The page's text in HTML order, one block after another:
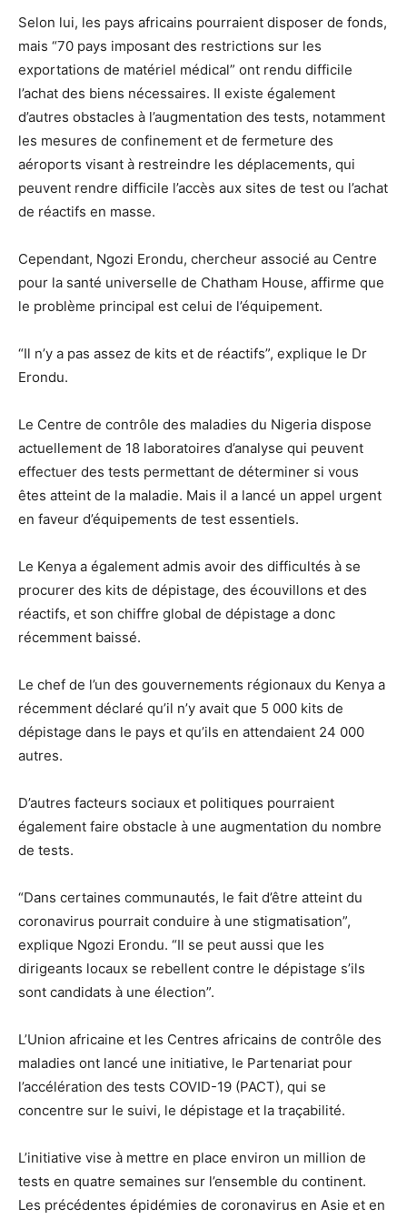
Selon lui, les pays africains pourraient disposer de fonds,
mais “70 pays imposant des restrictions sur les
exportations de matériel médical” ont rendu difficile
l’achat des biens nécessaires. Il existe également
d’autres obstacles à l’augmentation des tests, notamment
les mesures de confinement et de fermeture des
aéroports visant à restreindre les déplacements, qui
peuvent rendre difficile l’accès aux sites de test ou l’achat
de réactifs en masse.
Cependant, Ngozi Erondu, chercheur associé au Centre
pour la santé universelle de Chatham House, affirme que
le problème principal est celui de l’équipement.
“Il n’y a pas assez de kits et de réactifs”, explique le Dr
Erondu.
Le Centre de contrôle des maladies du Nigeria dispose
actuellement de 18 laboratoires d’analyse qui peuvent
effectuer des tests permettant de déterminer si vous
êtes atteint de la maladie. Mais il a lancé un appel urgent
en faveur d’équipements de test essentiels.
Le Kenya a également admis avoir des difficultés à se
procurer des kits de dépistage, des écouvillons et des
réactifs, et son chiffre global de dépistage a donc
récemment baissé.
Le chef de l’un des gouvernements régionaux du Kenya a
récemment déclaré qu’il n’y avait que 5 000 kits de
dépistage dans le pays et qu’ils en attendaient 24 000
autres.
D’autres facteurs sociaux et politiques pourraient
également faire obstacle à une augmentation du nombre
de tests.
“Dans certaines communautés, le fait d’être atteint du
coronavirus pourrait conduire à une stigmatisation”,
explique Ngozi Erondu. “Il se peut aussi que les
dirigeants locaux se rebellent contre le dépistage s’ils
sont candidats à une élection”.
L’Union africaine et les Centres africains de contrôle des
maladies ont lancé une initiative, le Partenariat pour
l’accélération des tests COVID-19 (PACT), qui se
concentre sur le suivi, le dépistage et la traçabilité.
L’initiative vise à mettre en place environ un million de
tests en quatre semaines sur l’ensemble du continent.
Les précédentes épidémies de coronavirus en Asie et en